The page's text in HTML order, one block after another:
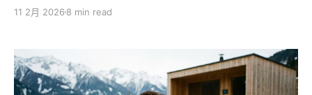
把 Web 3.0 定義成去中心化，那 Crypto 去中心化了金融
中心化了專業 — 用智能取代了仲介、顧問、中間管理
層，一切只負責「傳遞和轉譯」的角色。 路徑不同，終點
一樣：把權力從中介手中交還給個人。 所以我的結論是：
11 2月 2026 8 min read